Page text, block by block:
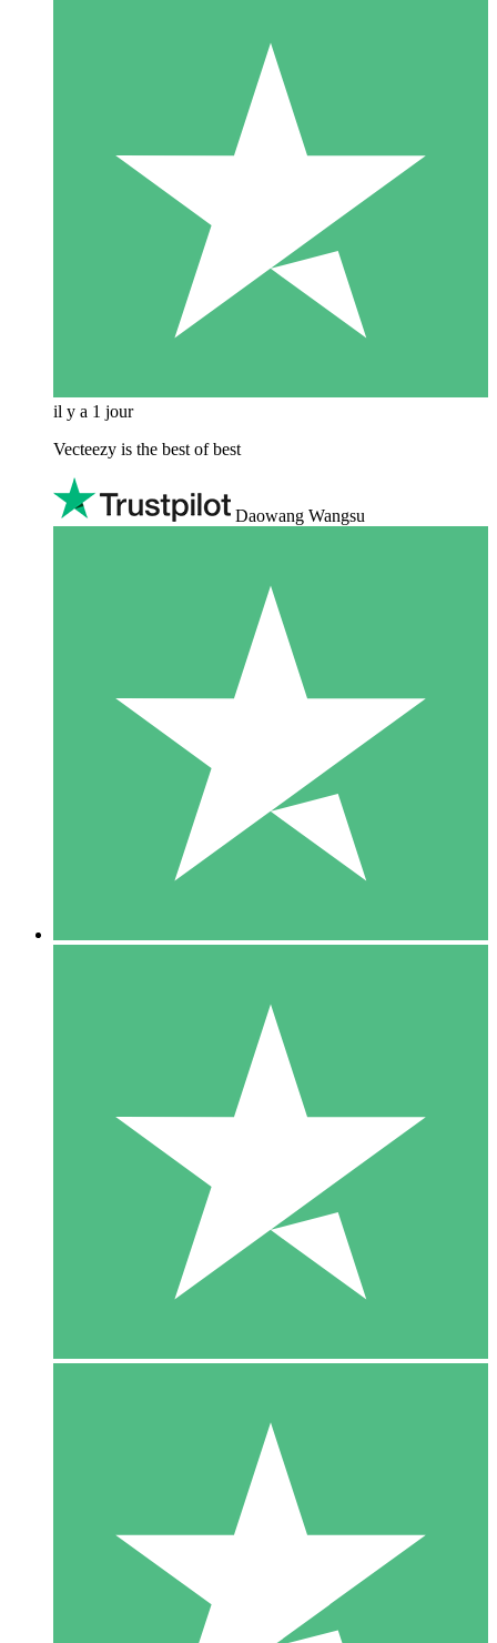
il y a 1 jour
Vecteezy is the best of best
Daowang Wangsu